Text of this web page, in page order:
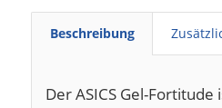
Beschreibung
Der ASICS Gel-